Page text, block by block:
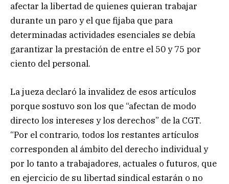
afectar la libertad de quienes quieran trabajar
durante un paro y el que fijaba que para
determinadas actividades esenciales se debía
garantizar la prestación de entre el 50 y 75 por
ciento del personal.
La jueza declaró la invalidez de esos artículos
porque sostuvo son los que “afectan de modo
directo los intereses y los derechos” de la CGT.
“Por el contrario, todos los restantes artículos
corresponden al ámbito del derecho individual y
por lo tanto a trabajadores, actuales o futuros, que
en ejercicio de su libertad sindical estarán o no